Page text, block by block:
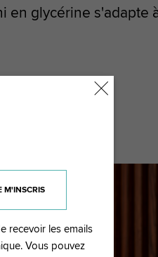
en glycérine s'adapte
recevoir les emails
Vous pouvez